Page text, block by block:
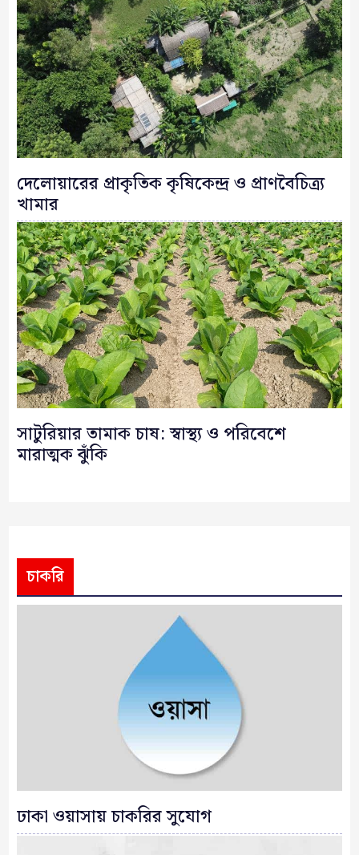
দেলোয়ারের প্রাকৃতিক কৃষিকেন্দ্র ও প্রাণবৈচিত্র্য
খামার
সাটুরিয়ার তামাক চাষ: স্বাস্থ্য ও পরিবেশে
মারাত্মক ঝুঁকি
চাকরি
ঢাকা ওয়াসায় চাকরির সুযোগ